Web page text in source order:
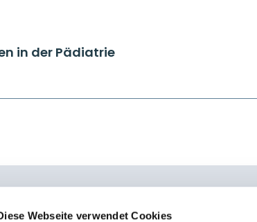
Webseite verwendet Cookies
in der Pädiatrie